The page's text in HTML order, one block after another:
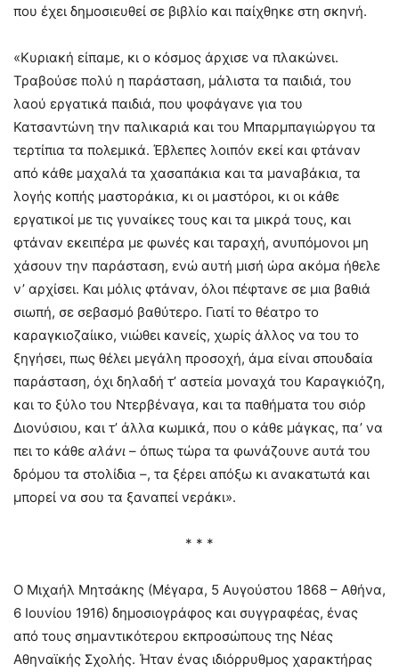
που έχει δημοσιευθεί σε βιβλίο και παίχθηκε στη σκηνή.
«Κυριακή είπαμε, κι ο κόσμος άρχισε να πλακώνει.
Τραβούσε πολύ η παράσταση, μάλιστα τα παιδιά, του
λαού εργατικά παιδιά, που ψοφάγανε για του
Κατσαντώνη την παλικαριά και του Μπαρμπαγιώργου τα
τερτίπια τα πολεμικά. Έβλεπες λοιπόν εκεί και φτάναν
από κάθε μαχαλά τα χασαπάκια και τα μαναβάκια, τα
λογής κοπής μαστοράκια, κι οι μαστόροι, κι οι κάθε
εργατικοί με τις γυναίκες τους και τα μικρά τους, και
φτάναν εκειπέρα με φωνές και ταραχή, ανυπόμονοι μη
χάσουν την παράσταση, ενώ αυτή μισή ώρα ακόμα ήθελε
ν’ αρχίσει. Και μόλις φτάναν, όλοι πέφτανε σε μια βαθιά
σιωπή, σε σεβασμό βαθύτερο. Γιατί το θέατρο το
καραγκιοζαίικο, νιώθει κανείς, χωρίς άλλος να του το
ξηγήσει, πως θέλει μεγάλη προσοχή, άμα είναι σπουδαία
παράσταση, όχι δηλαδή τ’ αστεία μοναχά του Καραγκιόζη,
και το ξύλο του Ντερβέναγα, και τα παθήματα του σιόρ
Διονύσιου, και τ’ άλλα κωμικά, που ο κάθε μάγκας, πα’ να
πει το κάθε αλάνι – όπως τώρα τα φωνάζουνε αυτά του
δρόμου τα στολίδια –, τα ξέρει απόξω κι ανακατωτά και
μπορεί να σου τα ξαναπεί νεράκι».
* * *
Ο Μιχαήλ Μητσάκης (Μέγαρα, 5 Αυγούστου 1868 – Αθήνα,
6 Ιουνίου 1916) δημοσιογράφος και συγγραφέας, ένας
από τους σημαντικότερου εκπροσώπους της Νέας
Αθηναϊκής Σχολής. Ήταν ένας ιδιόρρυθμος χαρακτήρας